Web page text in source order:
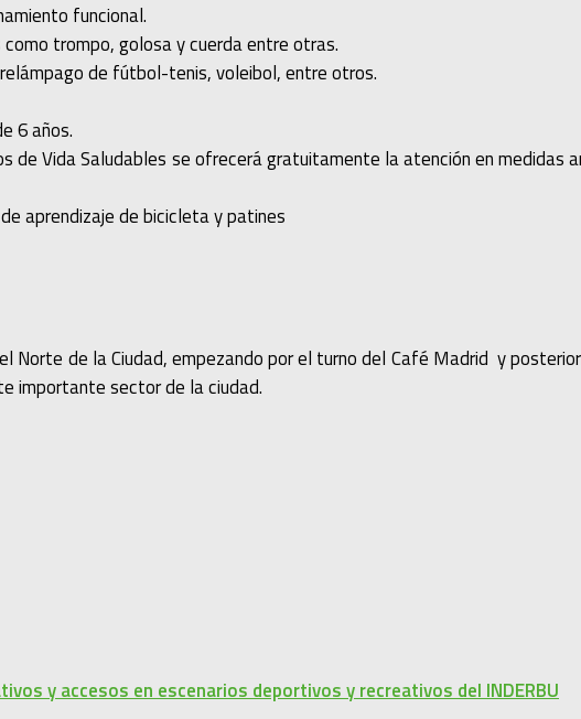
funcional.
trompo, golosa y cuerda entre otras.
de fútbol-tenis, voleibol, entre otros.
6 años.
de Vida Saludables se ofrecerá gratuitamente la atención en
aprendizaje de bicicleta y patines
Norte de la Ciudad, empezando por el turno del Café Madrid y
importante sector de la ciudad.
y accesos en escenarios deportivos y recreativos del INDERBU